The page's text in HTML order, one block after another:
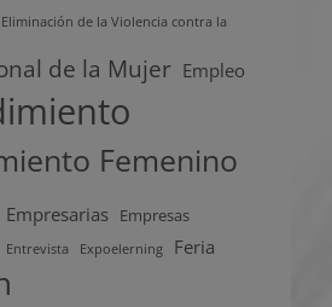
de la Violencia contra la
de la Mujer Empleo
Femenino
Empresarias Empresas
Entrevista Expoelerning Feria